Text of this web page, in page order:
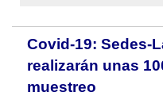
Covid-19: Sedes-
realizarán unas
muestreo